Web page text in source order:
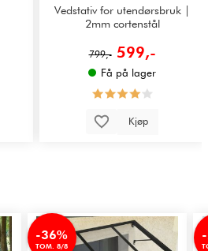
Vedstativ for utendørsbruk |
2mm cortenstål
799,- 599,-
Få på lager
Kjøp
-36%
TOM. 8/8